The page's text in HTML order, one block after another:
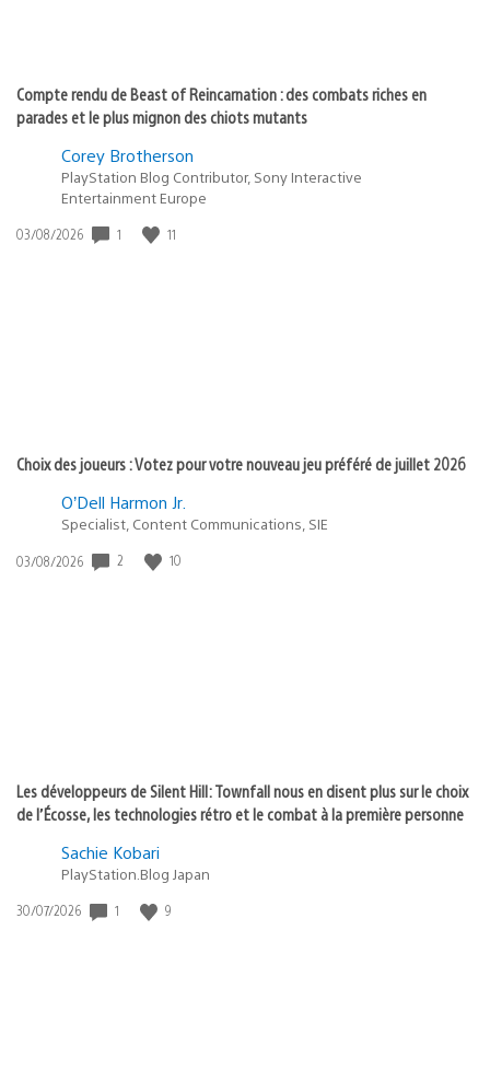
Compte rendu de Beast of Reincarnation : des combats riches en
parades et le plus mignon des chiots mutants
Corey Brotherson
PlayStation Blog Contributor, Sony Interactive
Entertainment Europe
Date
03/08/2026 1 11
Choix des joueurs : Votez pour votre nouveau jeu préféré de juillet 2026
O’Dell Harmon Jr.
Specialist, Content Communications, SIE
Date
03/08/2026 2 10
Les développeurs de Silent Hill: Townfall nous en disent plus sur le choix
de l’Écosse, les technologies rétro et le combat à la première personne
Sachie Kobari
PlayStation.Blog Japan
Date
30/07/2026 1 9